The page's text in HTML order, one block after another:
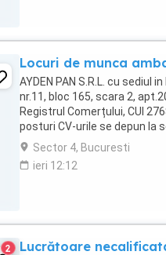
Locuri de munca
AYDEN PAN S.R.L. cu sediul
nr.11, bloc 165, scara 2,
Registrul Comerțului, CUI
posturi CV-urile se depun la
Sector 4, Bucuresti
ieri 12:12
2 Lucrătoare